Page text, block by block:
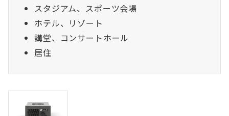
スタジアム、スポーツ会場
ホテル、リゾート
講堂、コンサートホール
居住